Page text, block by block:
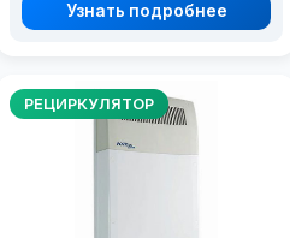
Узнать подробнее
РЕЦИРКУЛЯТОР